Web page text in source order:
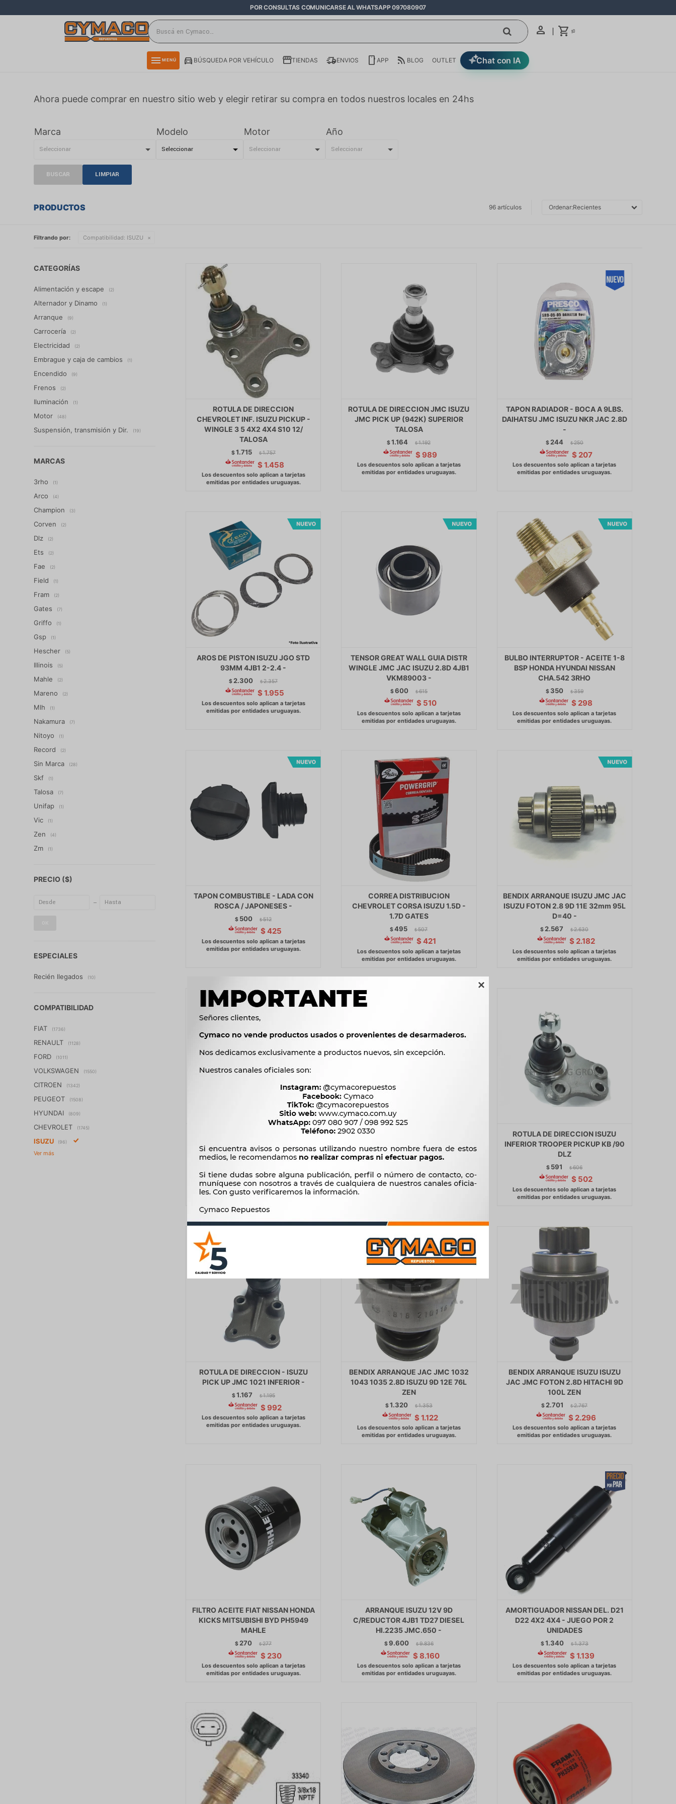

POR CONSULTAS COMUNICARSE AL WHATSAPP 097080907
$0
menu MENÚ Chat con IA
BÚSQUEDA POR VEHÍCULO TIENDAS ENVIOS APP BLOG OUTLET
Ahora puede comprar en nuestro sitio web y elegir retirar su compra en todos nuestros locales en 24hs
Marca Modelo Motor Año
BUSCAR LIMPIAR
PRODUCTOS 96 artículos Recientes
Filtrando por: Compatibilidad: ISUZU
ROTULA DE DIRECCION
CHEVROLET INF. ISUZU PICKUP -
WINGLE 3 5 4X2 4X4 S10 12/
TALOSA
$1.715 $ 1.757
$ 1.458
ROTULA DE DIRECCION JMC ISUZU
JMC PICK UP (942K) SUPERIOR
TALOSA
$1.164 $ 1.192
$ 989
TAPON RADIADOR - BOCA A 9LBS.
DAIHATSU JMC ISUZU NKR JAC 2.8D
-
$244 $ 250
$ 207
AROS DE PISTON ISUZU JGO STD
93MM 4JB1 2-2.4 -
$ 2.300 $ 2.357
$ 1.955
TENSOR GREAT WALL GUIA DISTR
WINGLE JMC JAC ISUZU 2.8D 4JB1
VKM89003 -
$600 $ 615
$ 510
BULBO INTERRUPTOR - ACEITE 1-8
BSP HONDA HYUNDAI NISSAN
CHA.542 3RHO
$ 350 $ 359
$ 298
TAPON COMBUSTIBLE - LADA CON
ROSCA / JAPONESES -
$ 500 $ 512
$ 425
CORREA DISTRIBUCION
CHEVROLET CORSA ISUZU 1.5D -
1.7D GATES
$495 $ 507
$ 421
BENDIX ARRANQUE ISUZU JMC JAC
ISUZU FOTON 2.8 9D 11E 32mm 95L
D=40 -
$ 2.567 $ 2.630
$ 2.182
SOPORTE CARDAN ISUZU 4X4
WINGLE 3 4X4 -
$1.458
AMORTIGUADOR NISSAN TRAS. 720
- JUEGO POR 2 UNIDADES
$2.614 $ 2.678
ROTULA DE DIRECCION ISUZU
INFERIOR TROOPER PICKUP KB /90
DLZ
$ 591 $ 606
$ 502
ROTULA DE DIRECCION - ISUZU
PICK UP JMC 1021 INFERIOR -
$1.167 $ 1.195
$ 992
BENDIX ARRANQUE JAC JMC 1032
1043 1035 2.8D ISUZU 9D 12E 76L
ZEN
$1.320 $ 1.353
$ 1.122
BENDIX ARRANQUE ISUZU ISUZU
JAC JMC FOTON 2.8D HITACHI 9D
100L ZEN
$ 2.701 $ 2.767
$ 2.296
FILTRO ACEITE FIAT NISSAN HONDA
KICKS MITSUBISHI BYD PH5949
MAHLE
$270 $ 277
$ 230
ARRANQUE ISUZU 12V 9D
C/REDUCTOR 4JB1 TD27 DIESEL
HI.2235 JMC.650 -
$9.600 $ 9.836
$ 8.160
AMORTIGUADOR NISSAN DEL. D21
D22 4X2 4X4 - JUEGO POR 2
UNIDADES
$1.340 $ 1.373
$ 1.139
CATEGORÍAS
Alimentación y escape (2)
Alternador y Dinamo (1)
Arranque (9)
Carrocería (2)
Electricidad (2)
Embrague y caja de cambios (1)
Encendido (9)
Frenos (2)
Iluminación (1)
Motor (48)
Suspensión, transmisión y Dir. (19)
MARCAS
3rho (1)
Arco (4)
Champion (3)
Corven (2)
Dlz (2)
Ets (2)
Fae (2)
Field (1)
Fram (2)
Gates (7)
Griffo (1)
Gsp (1)
Hescher (5)
Illinois (5)
Mahle (2)
Mareno (2)
Mlh (1)
Nakamura (7)
Nitoyo (1)
Record (2)
Sin Marca (28)
Skf (1)
Talosa (7)
Unifap (1)
Vic (1)
Zen (4)
Zm (1)
PRECIO ($)
ESPECIALES
Recién llegados (10)
COMPATIBILIDAD
FIAT (1736)
RENAULT (1128)
FORD (1011)
VOLKSWAGEN (1550)
CITROEN (1342)
PEUGEOT (1508)
HYUNDAI (809)
CHEVROLET (1745)
ISUZU (96)
close
directions_car
smartphone